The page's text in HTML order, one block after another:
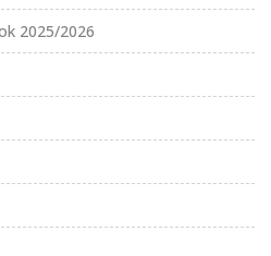
2025/2026